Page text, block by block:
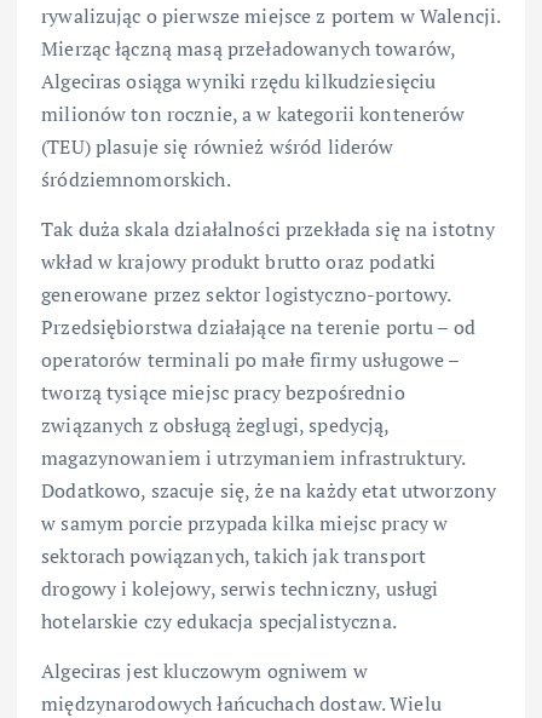
rywalizując o pierwsze miejsce z portem w Walencji.
Mierząc łączną masą przeładowanych towarów,
Algeciras osiąga wyniki rzędu kilkudziesięciu
milionów ton rocznie, a w kategorii kontenerów
(TEU) plasuje się również wśród liderów
śródziemnomorskich.
Tak duża skala działalności przekłada się na istotny
wkład w krajowy produkt brutto oraz podatki
generowane przez sektor logistyczno-portowy.
Przedsiębiorstwa działające na terenie portu – od
operatorów terminali po małe firmy usługowe –
tworzą tysiące miejsc pracy bezpośrednio
związanych z obsługą żeglugi, spedycją,
magazynowaniem i utrzymaniem infrastruktury.
Dodatkowo, szacuje się, że na każdy etat utworzony
w samym porcie przypada kilka miejsc pracy w
sektorach powiązanych, takich jak transport
drogowy i kolejowy, serwis techniczny, usługi
hotelarskie czy edukacja specjalistyczna.
Algeciras jest kluczowym ogniwem w
międzynarodowych łańcuchach dostaw. Wielu